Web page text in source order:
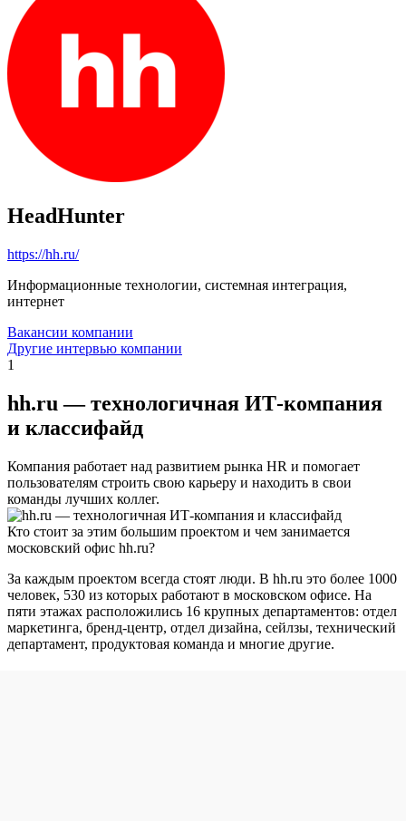
HeadHunter
https://hh.ru/
Информационные технологии, системная интеграция,
интернет
Вакансии компании
Другие интервью компании
1
hh.ru — технологичная ИТ-компания
и классифайд
Компания работает над развитием рынка HR и помогает
пользователям строить свою карьеру и находить в свои
команды лучших коллег.
Кто стоит за этим большим проектом и чем занимается
московский офис hh.ru?
За каждым проектом всегда стоят люди. В hh.ru это более 1000
человек, 530 из которых работают в московском офисе. На
пяти этажах расположились 16 крупных департаментов: отдел
маркетинга, бренд-центр, отдел дизайна, сейлзы, технический
департамент, продуктовая команда и многие другие.